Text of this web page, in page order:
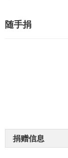
随手捐
捐赠信息